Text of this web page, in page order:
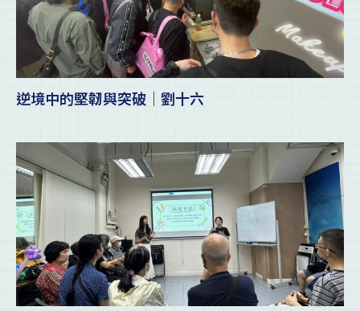
逆境中的堅韌與突破｜劉十六